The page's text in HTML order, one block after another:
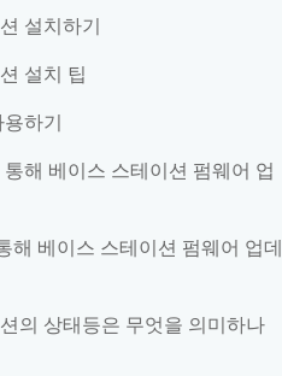
설치하기
설치 팁
하기
해 베이스 스테이션 펌웨어 업
베이스 스테이션 펌웨어 업데
의 상태등은 무엇을 의미하나